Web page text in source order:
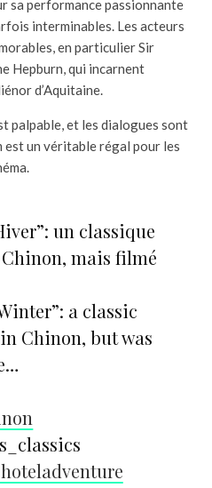
sa performance passionnante
interminables. Les acteurs
en particulier Sir
Hepburn, qui incarnent
d’Aquitaine.
palpable, et les dialogues sont
un véritable régal pour les
un classique
mais filmé
a classic
Chinon, but was